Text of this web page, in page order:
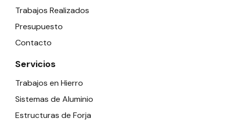
Trabajos Realizados
Presupuesto
Contacto
Servicios
Trabajos en Hierro
Sistemas de Aluminio
Estructuras de Forja